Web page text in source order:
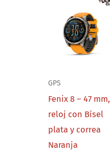
GPS
Fenix 8 – 47 mm,
reloj con Bísel
plata y correa
Naranja